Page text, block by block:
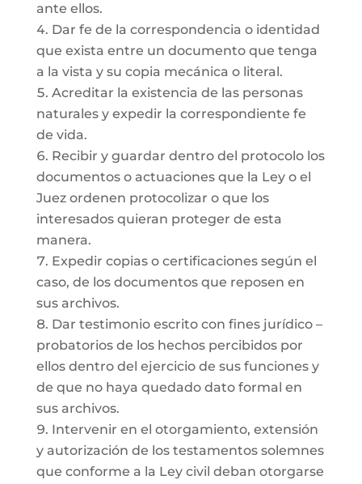
ante ellos.
Dar fe de la correspondencia o identidad
que exista entre un documento que tenga
a la vista y su copia mecánica o literal.
Acreditar la existencia de las personas
naturales y expedir la correspondiente fe
de vida.
Recibir y guardar dentro del protocolo los
documentos o actuaciones que la Ley o el
Juez ordenen protocolizar o que los
interesados quieran proteger de esta
manera.
Expedir copias o certificaciones según el
caso, de los documentos que reposen en
sus archivos.
Dar testimonio escrito con fines jurídico –
probatorios de los hechos percibidos por
ellos dentro del ejercicio de sus funciones y
de que no haya quedado dato formal en
sus archivos.
Intervenir en el otorgamiento, extensión
y autorización de los testamentos solemnes
que conforme a la Ley civil deban otorgarse